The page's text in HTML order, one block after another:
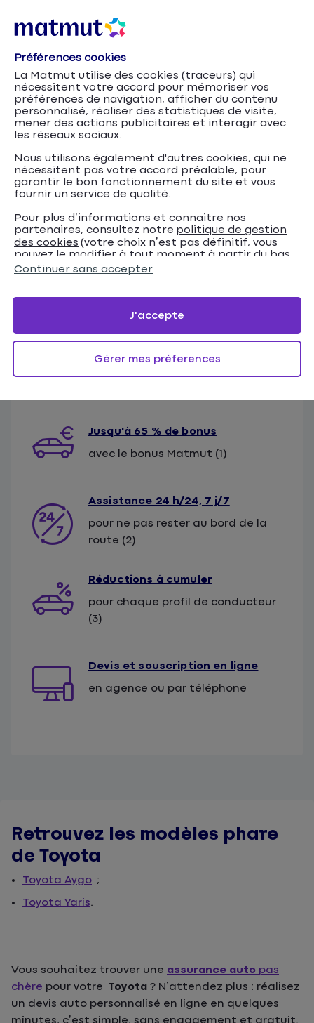
Assurance Toyota
Assurez votre véhicule BMW et profitez de nos
auto.
Nous contacter
Jusqu'à 65 % de bonus
avec le bonus Matmut (1)
Assistance 24 h/24, 7 j/7
pour ne pas rester au bord de la
route (2)
Réductions à cumuler
pour chaque profil de conducteur
(3)
Devis et souscription en ligne
en agence ou par téléphone
Retrouvez les modèles phare
de Toyota
Toyota Aygo ;
Toyota Yaris.
Vous souhaitez trouver une assurance auto pas
chère pour votre Toyota ? N’attendez plus : réalisez
un devis auto personnalisé en ligne en quelques
minutes, c’est simple, sans engagement et gratuit.
Préférences cookies
La Matmut utilise des cookies (traceurs) qui
nécessitent votre accord pour mémoriser vos
préférences de navigation, afficher du contenu
personnalisé, réaliser des statistiques de visite,
mener des actions publicitaires et interagir avec
les réseaux sociaux.
Nous utilisons également d'autres cookies, qui ne
nécessitent pas votre accord préalable, pour
garantir le bon fonctionnement du site et vous
fournir un service de qualité.
Pour plus d’informations et connaitre nos
partenaires, consultez notre politique de gestion
des cookies (votre choix n’est pas définitif, vous
pouvez le modifier à tout moment à partir du bas
de page de notre site).
Continuer sans accepter
Gérer mes préferences
J'accepte